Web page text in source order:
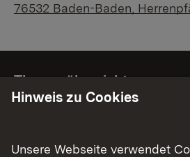
76532 Baden-Baden,
Themenübersicht
Themenübersicht
Hinweis zu Cookies
Unsere Webseite verwendet